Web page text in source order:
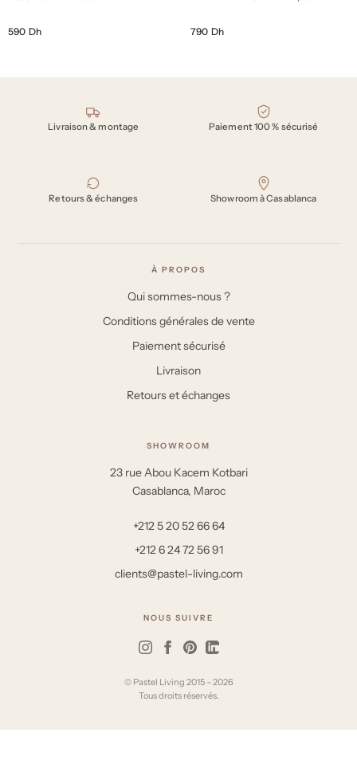
590 Dh 790 Dh
Nos engagements
Livraison & montage Paiement 100 % sécurisé
Retours & échanges Showroom à Casablanca
À PROPOS
Qui sommes-nous ?
Conditions générales de vente
Paiement sécurisé
Livraison
Retours et échanges
SHOWROOM
23 rue Abou Kacem Kotbari
Casablanca, Maroc
+212 5 20 52 66 64
+212 6 24 72 56 91
clients@pastel-living.com
NOUS SUIVRE
© Pastel Living 2015 – 2026
Tous droits réservés.